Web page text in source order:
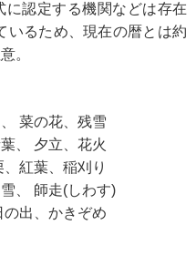
に認定する機関などは存在
いるため、現在の暦とは約
。
菜の花、残雪
、 夕立、花火
紅葉、稲刈り
、 師走(しわす)
出、かきぞめ